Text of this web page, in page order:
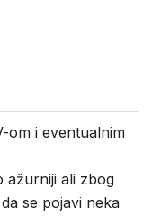
om i eventualnim
ažurniji ali zbog
se pojavi neka